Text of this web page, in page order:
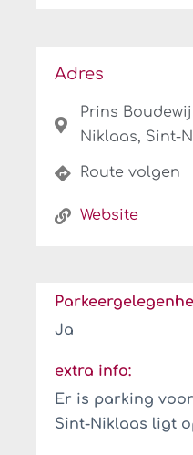
Adres
Prins
Niklaas, Sint-
Route volgen
Website
Ja
extra info:
Er is parking
Sint-Niklaas ligt